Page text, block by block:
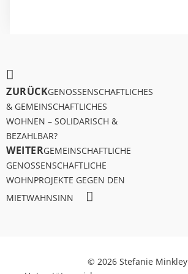
ZURÜCKGENOSSENSCHAFTLICHES
& GEMEINSCHAFTLICHES
WOHNEN – SOLIDARISCH &
BEZAHLBAR?
WEITERGEMEINSCHAFTLICHE
GENOSSENSCHAFTLICHE
WOHNPROJEKTE GEGEN DEN
MIETWAHNSINN
© 2026 Stefanie Minkley